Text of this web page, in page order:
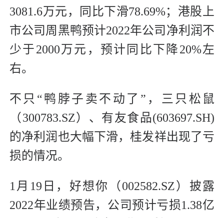
3081.6万元，同比下滑78.69%；港股上
市公司周黑鸭预计2022年公司净利润不
少于2000万元，预计同比下降20%左
右。
不只“鸭脖子卖不动了”，三只松鼠
（300783.SZ）、有友食品(603697.SH)
的净利润也大幅下滑，桂发祥出现了亏
损的情况。
1月19日，好想你（002582.SZ）披露
2022年业绩预告，公司预计亏损1.38亿